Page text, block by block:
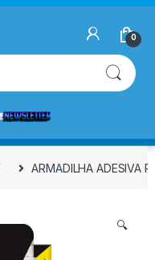
0
ARMADILHA ADESIVA
🔍